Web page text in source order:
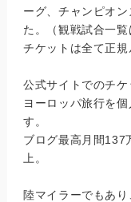
ーグ、チャンピオ
た。（観戦試合一覧
チケットは全て正規
公式サイトでのチケ
ヨーロッパ旅行を
す。
ブログ最高月間137
上。
陸マイラーでもあ